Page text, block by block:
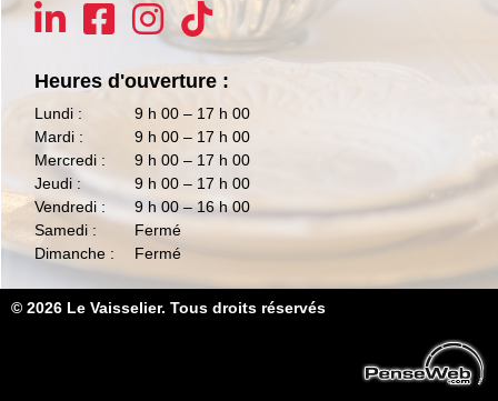
Heures d'ouverture :
Lundi :
Mardi :
Mercredi :
Jeudi :
Vendredi :
Samedi :
Dimanche :
9 h 00 – 17 h 00
9 h 00 – 17 h 00
9 h 00 – 17 h 00
9 h 00 – 17 h 00
9 h 00 – 16 h 00
Fermé
Fermé
© 2026 Le Vaisselier. Tous droits réservés